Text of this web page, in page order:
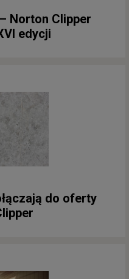
Norton Clipper
edycji
do oferty